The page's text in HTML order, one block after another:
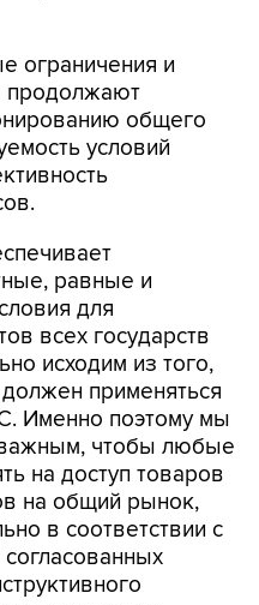
ограничения и
общего
условий
для
всех государств
исходим из того,
применяться
Именно поэтому мы
чтобы любые
на доступ товаров
на общий рынок,
в соответствии с
Армении.